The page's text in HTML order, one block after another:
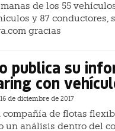
de los 55
y 87 conductores,
gracias
publica su
con
16 de diciembre de 2017
compañía de flotas
un análisis dentro del